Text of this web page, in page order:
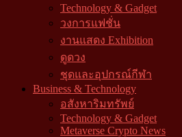
Technology & Gadget
วงการแฟชั่น
งานแสดง Exhibition
ดูดวง
ชุดและอุปกรณ์กีฬา
Business & Technology
อสังหาริมทรัพย์
Technology & Gadget
Metaverse Crypto News